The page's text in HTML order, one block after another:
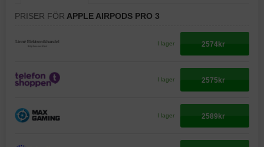
PRISER FÖR APPLE AIRPODS PRO 3
I lager 2574kr
I lager 2575kr
I lager 2589kr